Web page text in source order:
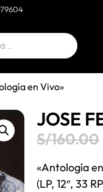
en Vivo»
JOSE
S/160.00
«Antología
(LP, 12″, 33